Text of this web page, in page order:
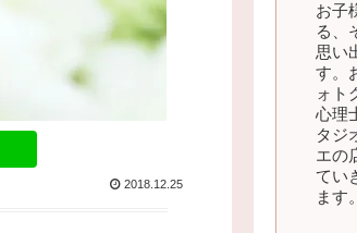
2018.12.25
お子
る、
思い
す。
ォト
心理
タジ
エの
てい
ます。